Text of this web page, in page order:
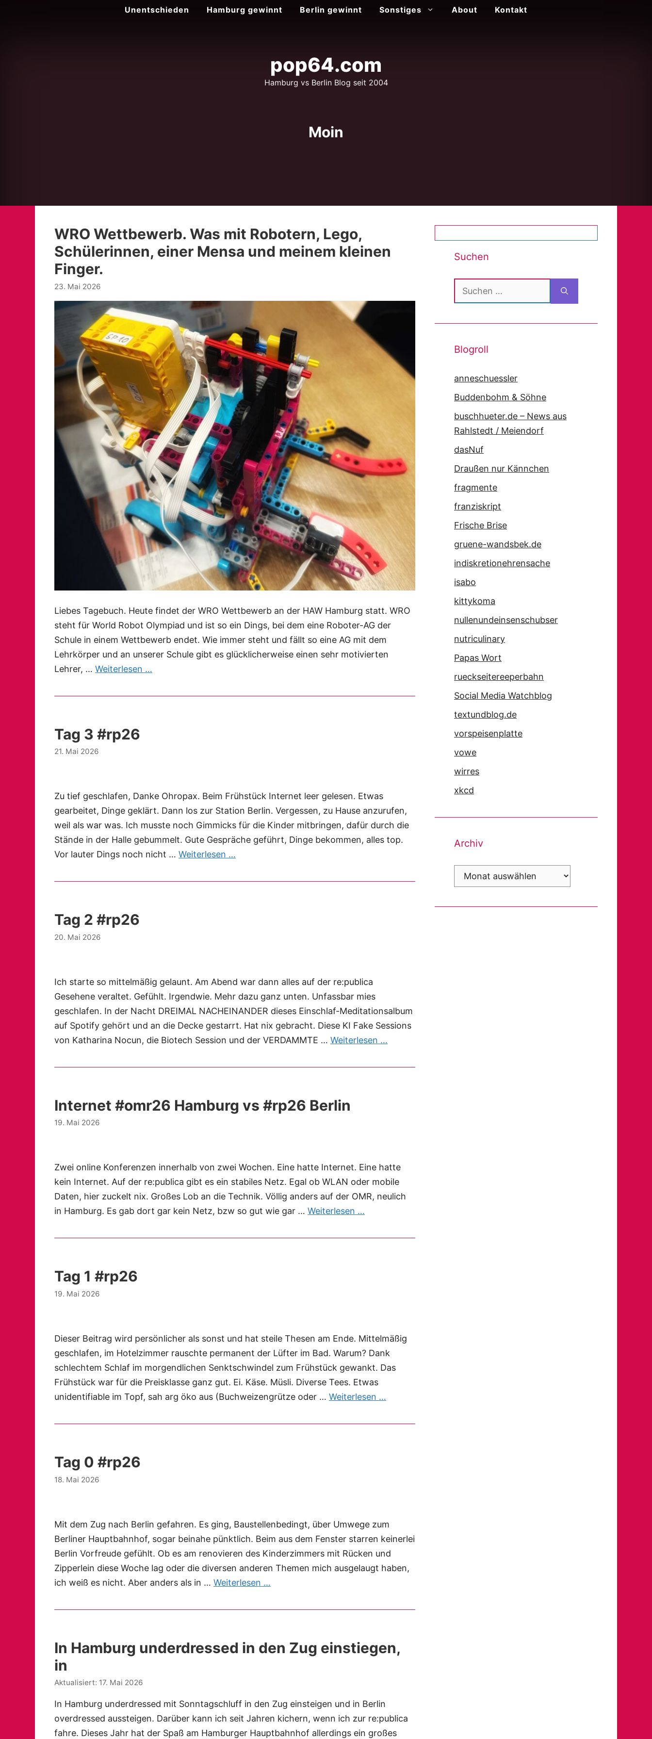
Unentschieden Hamburg gewinnt Berlin gewinnt Sonstiges About Kontakt
pop64.com
Hamburg vs Berlin Blog seit 2004
Moin
WRO Wettbewerb. Was mit Robotern, Lego,
Schülerinnen, einer Mensa und meinem kleinen
Finger.
23. Mai 2026
Liebes Tagebuch. Heute findet der WRO Wettbewerb an der HAW Hamburg statt. WRO
steht für World Robot Olympiad und ist so ein Dings, bei dem eine Roboter-AG der
Schule in einem Wettbewerb endet. Wie immer steht und fällt so eine AG mit dem
Lehrkörper und an unserer Schule gibt es glücklicherweise einen sehr motivierten
Lehrer, … Weiterlesen …
Tag 3 #rp26
21. Mai 2026
Zu tief geschlafen, Danke Ohropax. Beim Frühstück Internet leer gelesen. Etwas
gearbeitet, Dinge geklärt. Dann los zur Station Berlin. Vergessen, zu Hause anzurufen,
weil als war was. Ich musste noch Gimmicks für die Kinder mitbringen, dafür durch die
Stände in der Halle gebummelt. Gute Gespräche geführt, Dinge bekommen, alles top.
Vor lauter Dings noch nicht … Weiterlesen …
Tag 2 #rp26
20. Mai 2026
Ich starte so mittelmäßig gelaunt. Am Abend war dann alles auf der re:publica
Gesehene veraltet. Gefühlt. Irgendwie. Mehr dazu ganz unten. Unfassbar mies
geschlafen. In der Nacht DREIMAL NACHEINANDER dieses Einschlaf-Meditationsalbum
auf Spotify gehört und an die Decke gestarrt. Hat nix gebracht. Diese KI Fake Sessions
von Katharina Nocun, die Biotech Session und der VERDAMMTE … Weiterlesen …
Internet #omr26 Hamburg vs #rp26 Berlin
19. Mai 2026
Zwei online Konferenzen innerhalb von zwei Wochen. Eine hatte Internet. Eine hatte
kein Internet. Auf der re:publica gibt es ein stabiles Netz. Egal ob WLAN oder mobile
Daten, hier zuckelt nix. Großes Lob an die Technik. Völlig anders auf der OMR, neulich
in Hamburg. Es gab dort gar kein Netz, bzw so gut wie gar … Weiterlesen …
Tag 1 #rp26
19. Mai 2026
Dieser Beitrag wird persönlicher als sonst und hat steile Thesen am Ende. Mittelmäßig
geschlafen, im Hotelzimmer rauschte permanent der Lüfter im Bad. Warum? Dank
schlechtem Schlaf im morgendlichen Senktschwindel zum Frühstück gewankt. Das
Frühstück war für die Preisklasse ganz gut. Ei. Käse. Müsli. Diverse Tees. Etwas
unidentifiable im Topf, sah arg öko aus (Buchweizengrütze oder … Weiterlesen …
Tag 0 #rp26
18. Mai 2026
Mit dem Zug nach Berlin gefahren. Es ging, Baustellenbedingt, über Umwege zum
Berliner Hauptbahnhof, sogar beinahe pünktlich. Beim aus dem Fenster starren keinerlei
Berlin Vorfreude gefühlt. Ob es am renovieren des Kinderzimmers mit Rücken und
Zipperlein diese Woche lag oder die diversen anderen Themen mich ausgelaugt haben,
ich weiß es nicht. Aber anders als in … Weiterlesen …
In Hamburg underdressed in den Zug einstiegen,
in
17. Mai 2026
In Hamburg underdressed mit Sonntagschluff in den Zug einsteigen und in Berlin
overdressed aussteigen. Darüber kann ich seit Jahren kichern, wenn ich zur re:publica
fahre. Dieses Jahr hat der Spaß am Hamburger Hauptbahnhof allerdings ein großes
Suchen
Suchen
Blogroll
anneschuessler
Buddenbohm & Söhne
buschhueter.de – News aus
Rahlstedt / Meiendorf
dasNuf
Draußen nur Kännchen
fragmente
franziskript
Frische Brise
gruene-wandsbek.de
indiskretionehrensache
isabo
kittykoma
nullenundeinsenschubser
nutriculinary
Papas Wort
rueckseitereeperbahn
Social Media Watchblog
textundblog.de
vorspeisenplatte
vowe
wirres
xkcd
Archiv
Archiv